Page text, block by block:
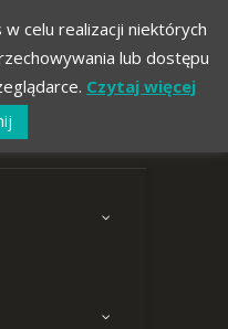
celu realizacji niektórych
lub dostępu
Czytaj więcej